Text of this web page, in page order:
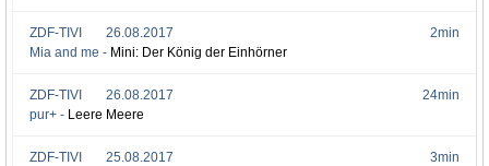
2min
ZDF-TIVI
26.08.2017
Mia and me - Mini: Der König der Einhörner
24min
ZDF-TIVI
26.08.2017
pur+ - Leere Meere
3min
ZDF-TIVI
25.08.2017